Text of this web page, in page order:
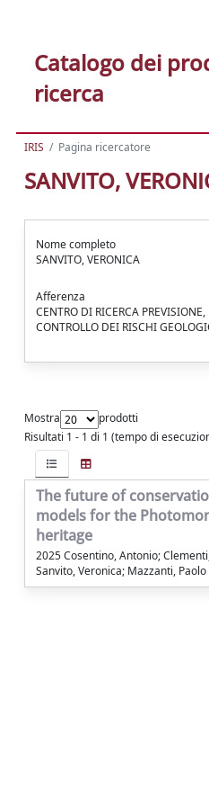
Catalogo dei
ricerca
IRIS Pagina ricercatore
SANVITO,
Nome completo
SANVITO, VERONICA
Afferenza
CENTRO DI RICERCA PREVISIONE,
CONTROLLO DEI RISCHI
Mostra
prodotti
Risultati 1 - 1 di 1 (tempo di
The future of
models for the
heritage
2025 Cosentino, Antonio;
Sanvito, Veronica; Mazzanti, Paolo